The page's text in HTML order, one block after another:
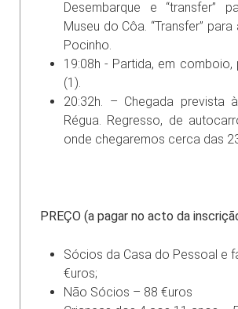
Desembarque e “transfer”
Museu do Côa. “Transfer”
Pocinho.
19:08h - Partida, em comboio,
(1).
20:32h. – Chegada prevista
Régua. Regresso, de
onde chegaremos cerca das
PREÇO (a pagar no acto da
Sócios da Casa do Pessoal e
€uros;
Não Sócios – 88 €uros